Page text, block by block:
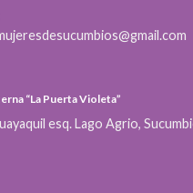
“La Puerta Violeta”
esq. Lago Agrio,